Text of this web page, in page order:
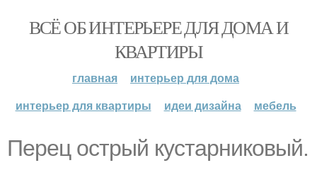
ВСЁ ОБ ИНТЕРЬЕРЕ ДЛЯ ДОМА И
КВАРТИРЫ
главная
интерьер для дома
интерьер для квартиры
идеи дизайна мебель
Перец острый кустарниковый.